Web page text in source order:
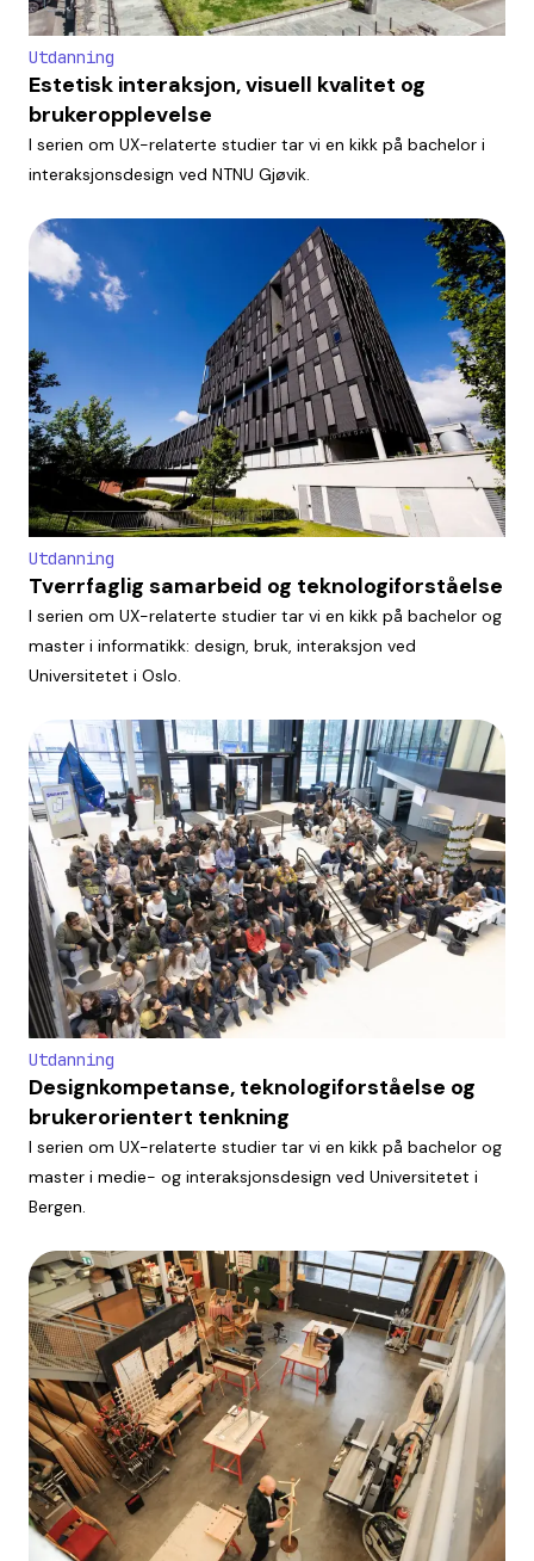
Utdanning
Estetisk interaksjon, visuell kvalitet og
brukeropplevelse
I serien om UX-relaterte studier tar vi en kikk på bachelor i
interaksjonsdesign ved NTNU Gjøvik.
Utdanning
Tverrfaglig samarbeid og teknologiforståelse
I serien om UX-relaterte studier tar vi en kikk på bachelor og
master i informatikk: design, bruk, interaksjon ved
Universitetet i Oslo.
Utdanning
Designkompetanse, teknologiforståelse og
brukerorientert tenkning
I serien om UX-relaterte studier tar vi en kikk på bachelor og
master i medie- og interaksjonsdesign ved Universitetet i
Bergen.